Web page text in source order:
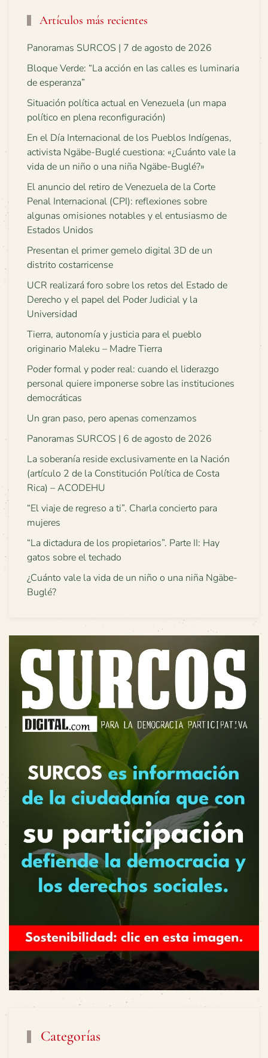
Artículos más recientes
Panoramas SURCOS | 7 de agosto de 2026
Bloque Verde: “La acción en las calles es luminaria
de esperanza”
Situación política actual en Venezuela (un mapa
político en plena reconfiguración)
En el Día Internacional de los Pueblos Indígenas,
activista Ngäbe-Buglé cuestiona: «¿Cuánto vale la
vida de un niño o una niña Ngäbe-Buglé?»
El anuncio del retiro de Venezuela de la Corte
Penal Internacional (CPI): reflexiones sobre
algunas omisiones notables y el entusiasmo de
Estados Unidos
Presentan el primer gemelo digital 3D de un
distrito costarricense
UCR realizará foro sobre los retos del Estado de
Derecho y el papel del Poder Judicial y la
Universidad
Tierra, autonomía y justicia para el pueblo
originario Maleku – Madre Tierra
Poder formal y poder real: cuando el liderazgo
personal quiere imponerse sobre las instituciones
democráticas
Un gran paso, pero apenas comenzamos
Panoramas SURCOS | 6 de agosto de 2026
La soberanía reside exclusivamente en la Nación
(artículo 2 de la Constitución Política de Costa
Rica) – ACODEHU
“El viaje de regreso a ti”. Charla concierto para
mujeres
“La dictadura de los propietarios”. Parte II: Hay
gatos sobre el techado
¿Cuánto vale la vida de un niño o una niña Ngäbe-
Buglé?
Categorías